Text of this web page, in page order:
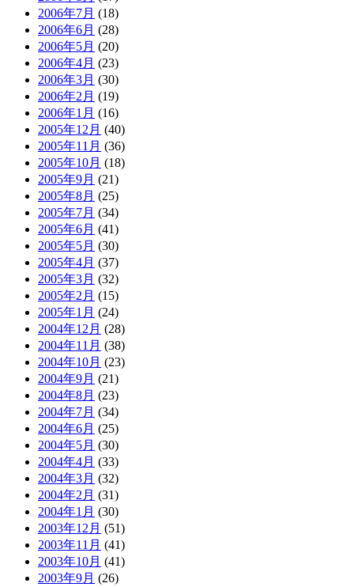
2006年7月 (18)
2006年6月 (28)
2006年5月 (20)
2006年4月 (23)
2006年3月 (30)
2006年2月 (19)
2006年1月 (16)
2005年12月 (40)
2005年11月 (36)
2005年10月 (18)
2005年9月 (21)
2005年8月 (25)
2005年7月 (34)
2005年6月 (41)
2005年5月 (30)
2005年4月 (37)
2005年3月 (32)
2005年2月 (15)
2005年1月 (24)
2004年12月 (28)
2004年11月 (38)
2004年10月 (23)
2004年9月 (21)
2004年8月 (23)
2004年7月 (34)
2004年6月 (25)
2004年5月 (30)
2004年4月 (33)
2004年3月 (32)
2004年2月 (31)
2004年1月 (30)
2003年12月 (51)
2003年11月 (41)
2003年10月 (41)
2003年9月 (26)